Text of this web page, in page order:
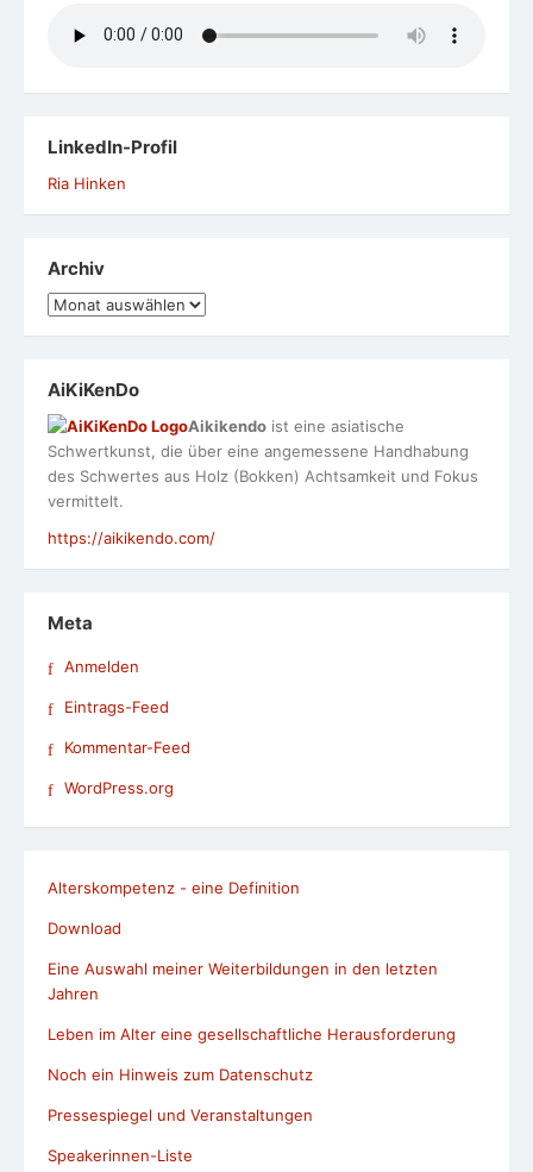
LinkedIn-Profil
Ria Hinken
Archiv
Archiv
AiKiKenDo
Aikikendo ist eine asiatische
Schwertkunst, die über eine angemessene Handhabung
des Schwertes aus Holz (Bokken) Achtsamkeit und Fokus
vermittelt.
https://aikikendo.com/
Meta
Anmelden
Eintrags-Feed
Kommentar-Feed
WordPress.org
Alterskompetenz - eine Definition
Download
Eine Auswahl meiner Weiterbildungen in den letzten
Jahren
Leben im Alter eine gesellschaftliche Herausforderung
Noch ein Hinweis zum Datenschutz
Pressespiegel und Veranstaltungen
Speakerinnen-Liste